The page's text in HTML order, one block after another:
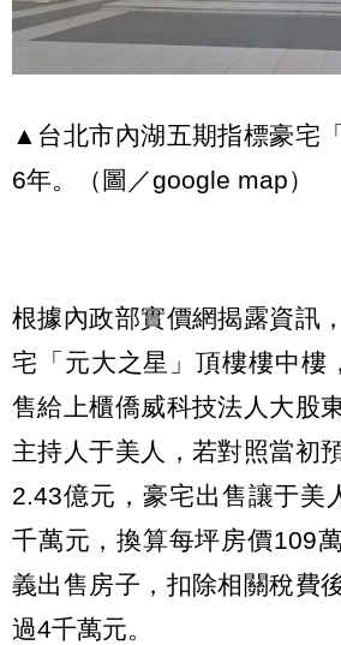
▲台北市內湖五期指標豪宅
6年。（圖／google map）
根據內政部實價網揭露資訊
宅「元大之星」頂樓樓中樓
售給上櫃僑威科技法人大股
主持人于美人，若對照當初
2.43億元，豪宅出售讓于美
千萬元，換算每坪房價109
義出售房子，扣除相關稅費
過4千萬元。